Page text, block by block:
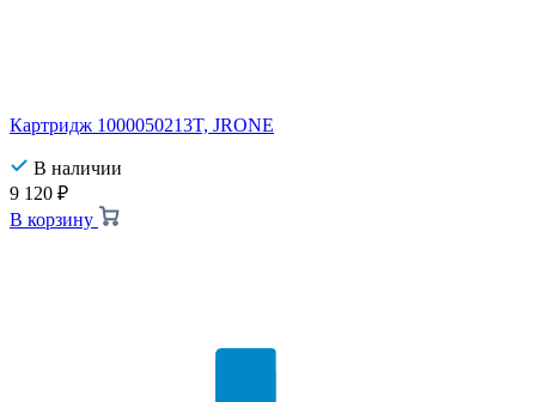
Картридж 1000050213T, JRONE
В наличии
9 120 ₽
В корзину